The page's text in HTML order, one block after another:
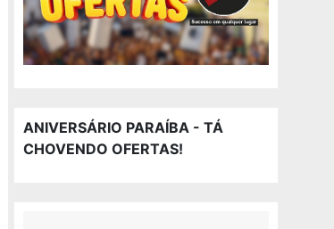
ANIVERSÁRIO PARAÍBA - TÁ
CHOVENDO OFERTAS!